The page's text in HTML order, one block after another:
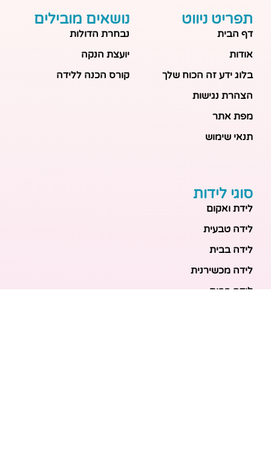
תפריט ניווט
דף הבית
אודות
בלוג ידע זה הכוח שלך
הצהרת נגישות
מפת אתר
תנאי שימוש
נושאים מובילים
נבחרת הדולות
יועצת הנקה
קורס הכנה ללידה
סוגי לידות
לידת ואקום
לידה טבעית
לידה בבית
לידה מכשירנית
לידה בבית